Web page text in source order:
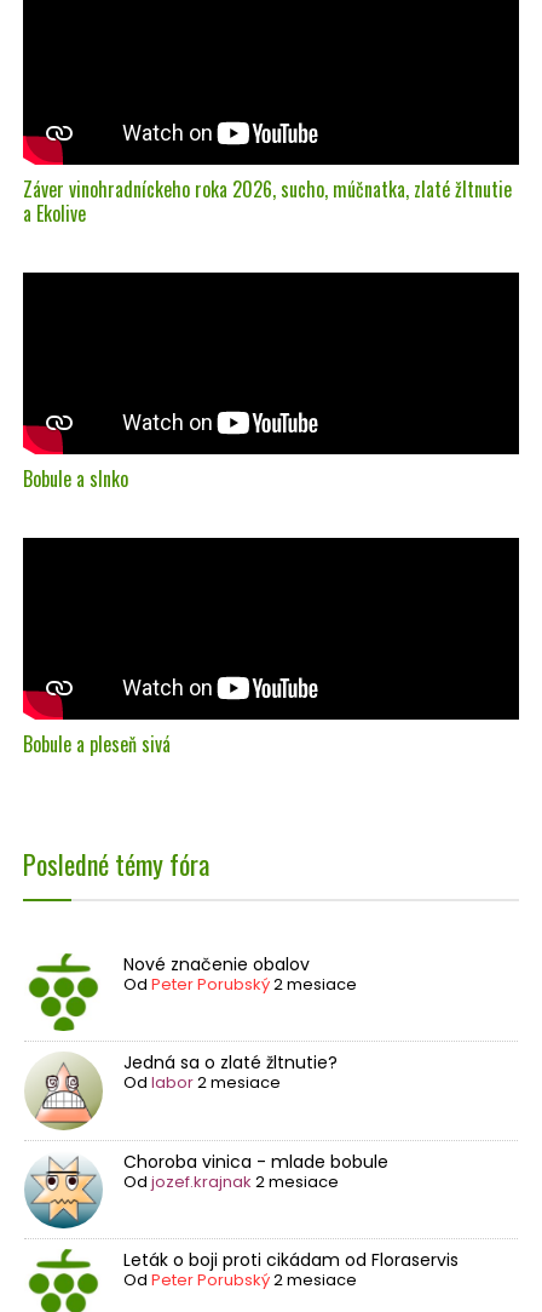
Záver vinohradníckeho roka 2026, sucho, múčnatka, zlaté žltnutie
a Ekolive
Bobule a slnko
Bobule a pleseň sivá
Posledné témy fóra
Nové značenie obalov
Od Peter Porubský2 mesiace
Jedná sa o zlaté žltnutie?
Od labor2 mesiace
Choroba vinica - mlade bobule
Od jozef.krajnak 2 mesiace
Leták o boji proti cikádam od Floraservis
Od Peter Porubský2 mesiace